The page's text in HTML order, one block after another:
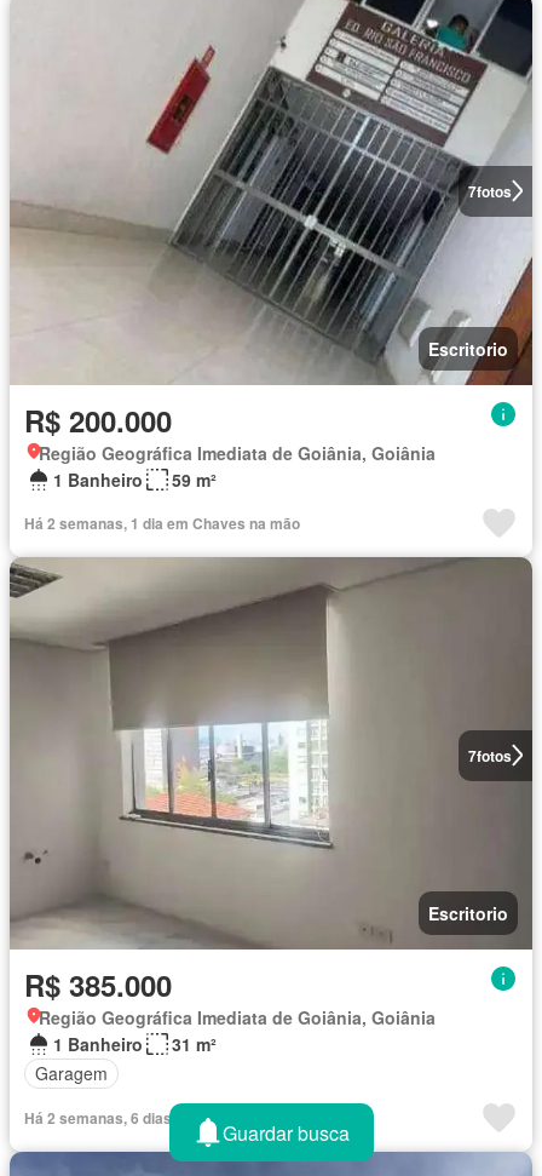
7fotos
Escritorio
R$ 200.000
Região Geográfica Imediata de Goiânia, Goiânia
1 Banheiro
59 m²
Há 2 semanas, 1 dia em Chaves na mão
7fotos
Escritorio
R$ 385.000
Região Geográfica Imediata de Goiânia, Goiânia
1 Banheiro
31 m²
Garagem
Há 2 semanas, 6 dias em Chaves na mão
Guardar busca